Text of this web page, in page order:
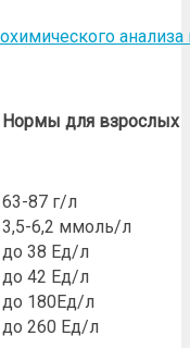
анализа
Нормы для взрослых
63-87 г/л
3,5-6,2 ммоль/л
до 38 Ед/л
до 42 Ед/л
до 180Ед/л
до 260 Ед/л